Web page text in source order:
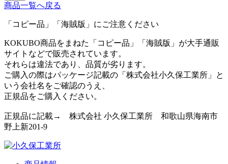
商品一覧へ戻る
「コピー品」「海賊版」にご注意ください
KOKUBO商品をまねた「コピー品」「海賊版」が大手通販
サイトなどで販売されています。
それらは違法であり、品質が劣ります。
ご購入の際はパッケージ記載の「株式会社小久保工業所」と
いう会社名をご確認のうえ、
正規品をご購入ください。
正規品に記載→ 株式会社 小久保工業所 和歌山県海南市
野上新201-9